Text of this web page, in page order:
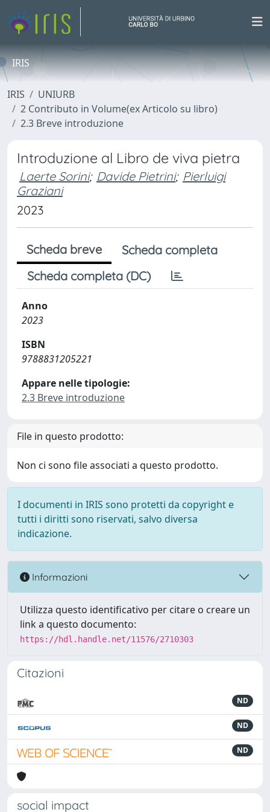
IRIS
IRIS
UNIURB
2 Contributo in Volume(ex Articolo su libro)
2.3 Breve introduzione
Introduzione al Libro de viva pietra
Laerte Sorini; Davide Pietrini; Pierluigi
Graziani
2023
Scheda breve
Scheda completa
Scheda completa (DC)
Anno
2023
ISBN
9788831205221
Appare nelle tipologie:
2.3 Breve introduzione
File in questo prodotto:
Non ci sono file associati a questo prodotto.
I documenti in IRIS sono protetti da copyright e
tutti i diritti sono riservati, salvo diversa
indicazione.
Informazioni
Utilizza questo identificativo per citare o creare un
link a questo documento:
https://hdl.handle.net/11576/2710303
Citazioni
ND
ND
ND
social impact